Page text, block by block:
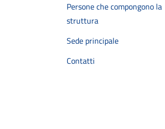
Persone che compongono la
struttura
Sede principale
Contatti